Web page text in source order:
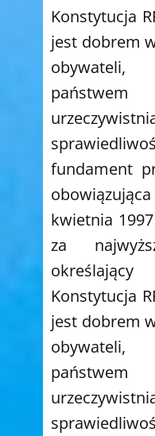
Konstytucja
jest dobrem
obywateli,
fundament
kwietnia
za
Konstytucja
jest dobrem
obywateli,